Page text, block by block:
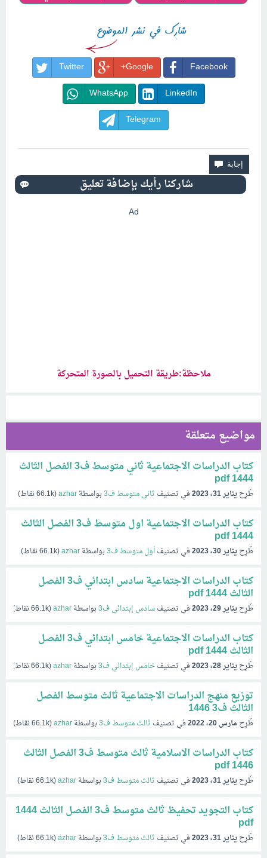
Facebook
Google+
Twitter
LinkedIn
WhatsApp
Telegram
Ad
ملاحظة:طريقة التحميل بالصورة المتحركة
مواضيع متعلقة
كتاب الدراسات الاجتماعية ثاني متوسط ف3 الفصل الثالث
1444 pdf
طُرِحيناير 31، 2023 في تصنيف ثاني متوسط ف3 بواسطةazhar
(
66.1kنقاط)
كتاب الدراسات الاجتماعية اول متوسط ف3 الفصل الثالث
1444 pdf
طُرِحيناير 30، 2023 في تصنيفأول متوسط ف3 بواسطةazhar
(
66.1kنقاط)
كتاب الدراسات الاجتماعية سادس ابتدائي ف3 الفصل
الثالث 1444 pdf
طُرِحيناير 29، 2023 في تصنيفسادس إبتدائي ف3 بواسطةazhar
(
66.1kنقاط)
كتاب الدراسات الاجتماعية خامس ابتدائي ف3 الفصل
الثالث 1444 pdf
طُرِحيناير 28، 2023 في تصنيفخامس إبتدائي ف3 بواسطةazhar
(
66.1kنقاط)
توزيع منهج الدراسات الاجتماعية ثالث متوسط الفصل
الثالث ف3 1446
طُرِح مارس 20، 2022 في تصنيف ثالث متوسط ف3 بواسطةazhar
(
66.1kنقاط)
كتاب الدراسات الاسلامية ثالث متوسط ف3 الفصل الثالث
1446 pdf
طُرِحيناير 31، 2023 في تصنيف ثالث متوسط ف3 بواسطةazhar
(
66.1kنقاط)
كتاب التجويد تحفيظ ثالث متوسط ف3 الفصل الثالث 1444
pdf
طُرِحيناير 31، 2023 في تصنيف ثالث متوسط ف3 بواسطةazhar
(
66.1kنقاط)